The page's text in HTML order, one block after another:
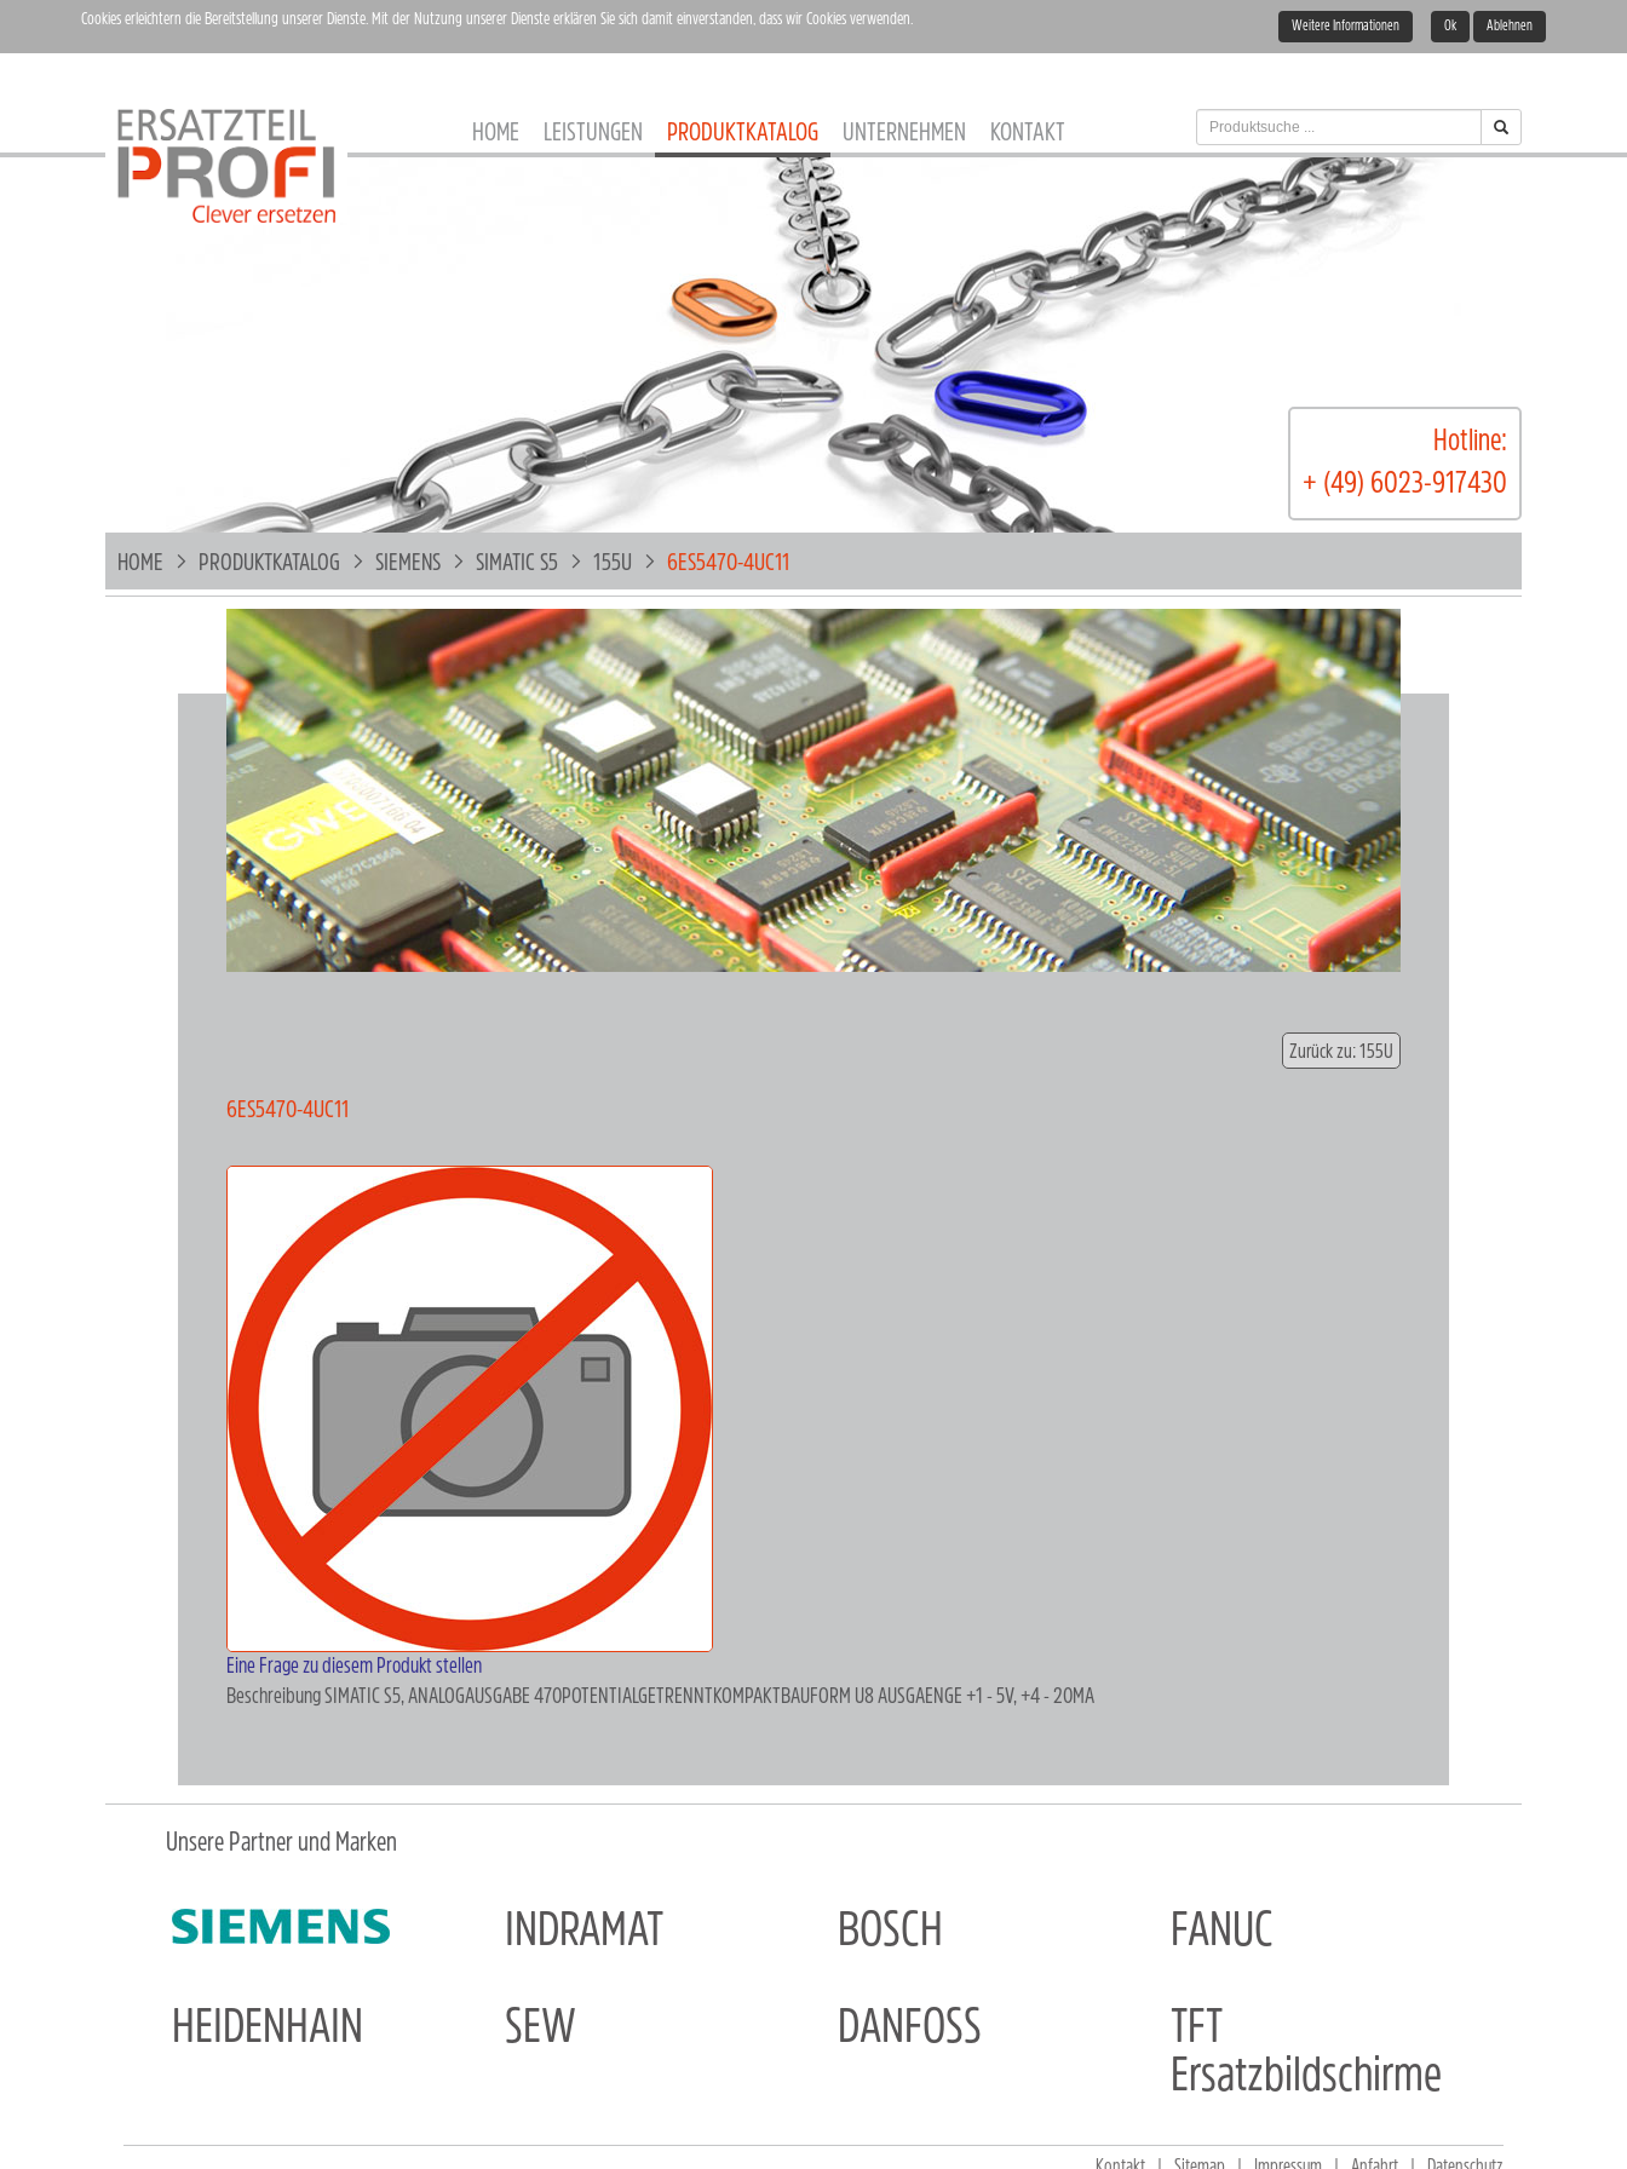
HOME LEISTUNGEN PRODUKTKATALOG UNTERNEHMEN KONTAKT
Hotline:
+ (49) 6023-917430
HOME PRODUKTKATALOG SIEMENS SIMATIC S5 155U 6ES5470-4UC11
Zurück zu: 155U
6ES5470-4UC11
Eine Frage zu diesem Produkt stellen
BeschreibungSIMATIC S5, ANALOGAUSGABE 470POTENTIALGETRENNTKOMPAKTBAUFORM U8 AUSGAENGE +1 - 5V, +4 - 20MA
Unsere Partner und Marken
INDRAMAT BOSCH
FANUC
HEIDENHAIN
SEW DANFOSS
TFT
Ersatzbildschirme
Cookies erleichtern die Bereitstellung unserer Dienste. Mit der Nutzung unserer Dienste erklären Sie sich damit einverstanden, dass wir Cookies verwenden. Weitere Informationen Ok Ablehnen